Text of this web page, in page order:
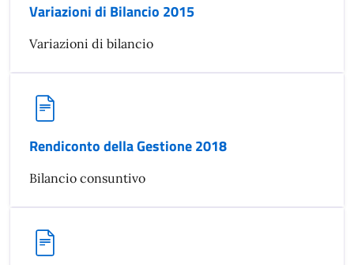
Variazioni di Bilancio 2015
Variazioni di bilancio
Rendiconto della Gestione 2018
Bilancio consuntivo